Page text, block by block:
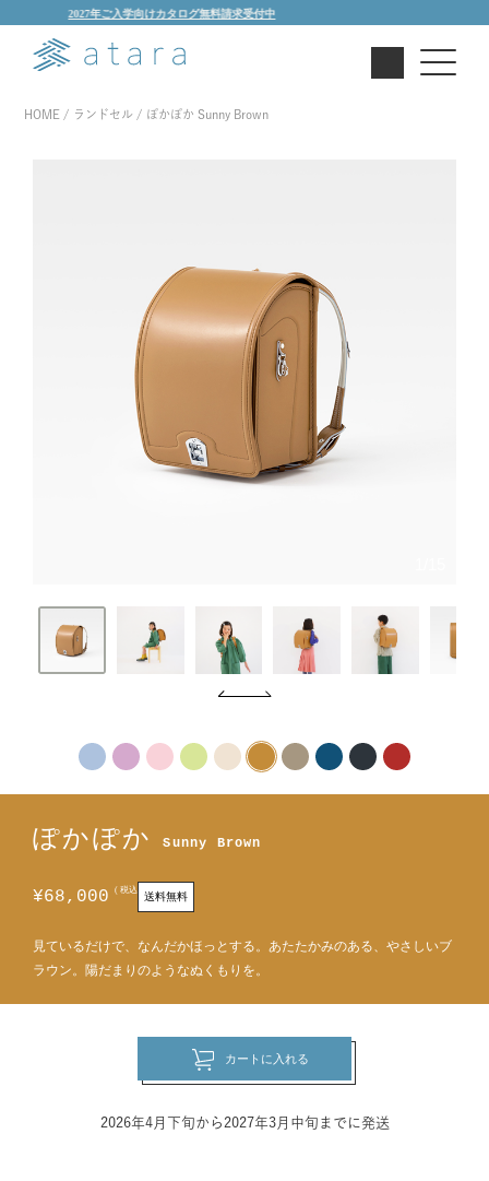
ご入学向けカタログ無料請求受付中
HOME ランドセル ぽかぽか Sunny Brown
ぽかぽか Sunny Brown
¥68,000 税込
見ているだけで、なんだかほっとする。 あたたかみのある、やさしいブ
ラウン。 陽だまりのようなぬくもりを。
カートに入れる
2026年4月下旬から2027年3月中旬までに発送